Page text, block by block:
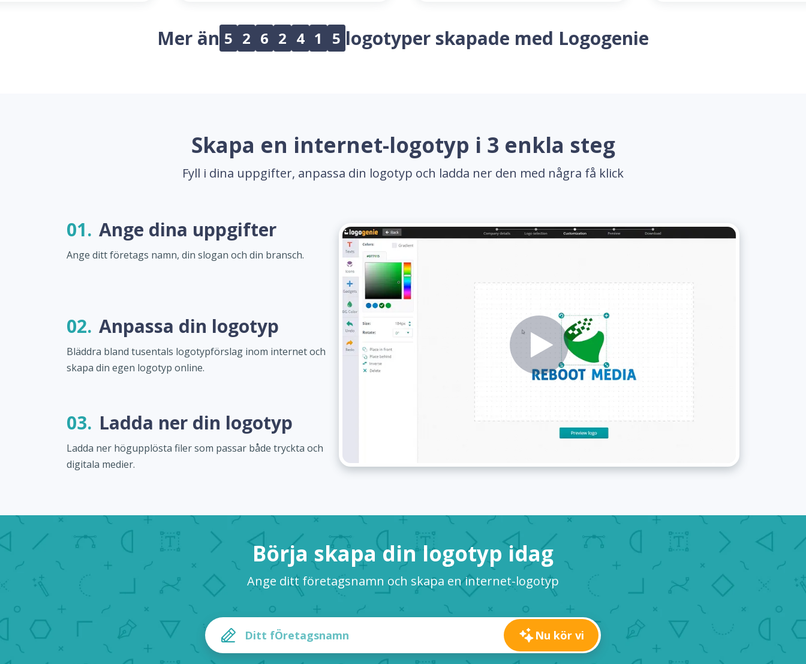
Mer än 5 2 6 2 4 1 5 logotyper skapade med Logogenie
Skapa en internet-logotyp i 3 enkla steg
Fyll i dina uppgifter, anpassa din logotyp och ladda ner den med några få klick
01. Ange dina uppgifter
Ange ditt företags namn, din slogan och din bransch.
02. Anpassa din logotyp
Bläddra bland tusentals logotypförslag inom internet och
skapa din egen logotyp online.
03. Ladda ner din logotyp
Ladda ner högupplösta filer som passar både tryckta och
digitala medier.
Börja skapa din logotyp idag
Ange ditt företagsnamn och skapa en internet-logotyp
Nu kör vi